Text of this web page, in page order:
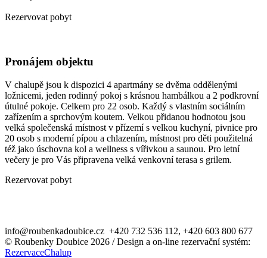
Rezervovat pobyt
Pronájem objektu
V chalupě jsou k dispozici 4 apartmány se dvěma oddělenými
ložnicemi, jeden rodinný pokoj s krásnou hambálkou a 2 podkrovní
útulné pokoje. Celkem pro 22 osob. Každý s vlastním sociálním
zařízením a sprchovým koutem. Velkou přidanou hodnotou jsou
velká společenská místnost v přízemí s velkou kuchyní, pivnice pro
20 osob s moderní pípou a chlazením, místnost pro děti použitelná
též jako úschovna kol a wellness s vířivkou a saunou. Pro letní
večery je pro Vás připravena velká venkovní terasa s grilem.
Rezervovat pobyt
info@roubenkadoubice.cz +420 732 536 112, +420 603 800 677
© Roubenky Doubice 2026 / Design a on-line rezervační systém:
RezervaceChalup